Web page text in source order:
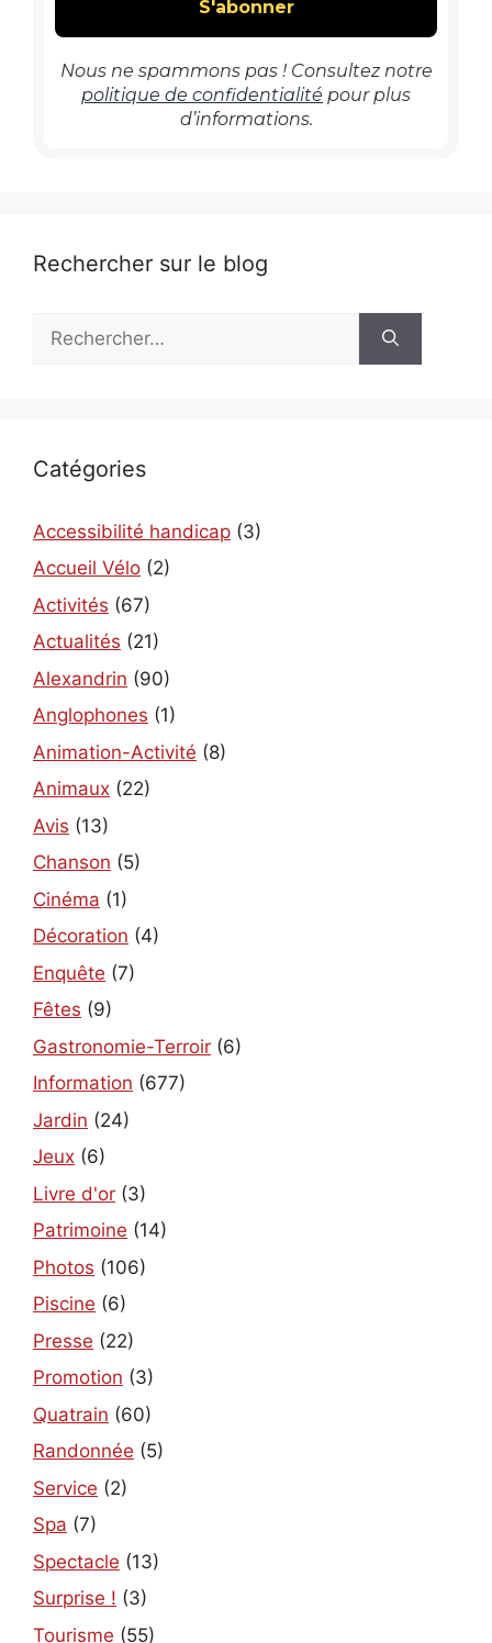
Nous ne spammons pas ! Consultez notre
politique de confidentialité pour plus
d’informations.
Rechercher sur le blog
Catégories
Accessibilité handicap (3)
Accueil Vélo (2)
Activités (67)
Actualités (21)
Alexandrin (90)
Anglophones (1)
Animation-Activité (8)
Animaux (22)
Avis (13)
Chanson (5)
Cinéma (1)
Décoration (4)
Enquête (7)
Fêtes (9)
Gastronomie-Terroir (6)
Information (677)
Jardin (24)
Jeux (6)
Livre d'or (3)
Patrimoine (14)
Photos (106)
Piscine (6)
Presse (22)
Promotion (3)
Quatrain (60)
Randonnée (5)
Service (2)
Spa (7)
Spectacle (13)
Surprise ! (3)
Tourisme (55)